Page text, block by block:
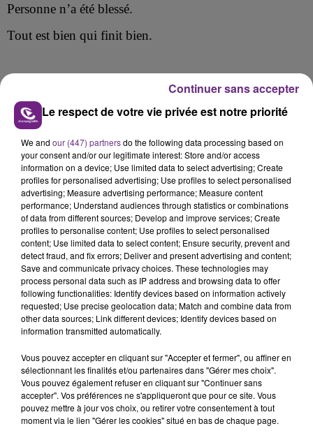
Personne n’a été blessé.
Tout est bien qui finit bien.
FIL D'ACTU
7 août 2026
LA CENTRALE NUCLÉAIRE DE CHOOZ
TOUJOURS À L'ARRÊT
Cela fait déjà une semaine que la centrale
nucléaire ardennaise est à l'arrêt. Une situation
justifiée par la sécheresse intense qui est toujours
présente.
7 août 2026
LE MAGASIN JOUÉCLUB DE REIMS FERME
Le respect de votre vie privée est notre priorité
We and our (447) partnersdo the following data processing based on
your consent and/or our legitimate interest: Store and/or access
information on a device; Use limited data to select advertising; Create
profiles for personalised advertising; Use profiles to select personalised
advertising; Measure advertising performance; Measure content
performance; Understand audiences through statistics or combinations
of data from different sources; Develop and improve services; Create
profiles to personalise content; Use profiles to select personalised
content; Use limited data to select content; Ensure security, prevent and
detect fraud, and fix errors; Deliver and present advertising and content;
Save and communicate privacy choices. These technologies may
process personal data such as IP address and browsing data to offer
following functionalities: Identify devices based on information actively
requested; Use precise geolocation data; Match and combine data from
other data sources; Link different devices; Identify devices based on
information transmitted automatically.
Vous pouvez accepter en cliquant sur "Accepter et fermer", ou affiner en
sélectionnant les finalités et/ou partenaires dans "Gérer mes choix".
Vous pouvez également refuser en cliquant sur "Continuer sans
accepter". Vos préférences ne s'appliqueront que pour ce site. Vous
pouvez mettre à jour vos choix, ou retirer votre consentement à tout
moment via le lien "Gérer les cookies" situé en bas de chaque page.
Continuer sans accepter